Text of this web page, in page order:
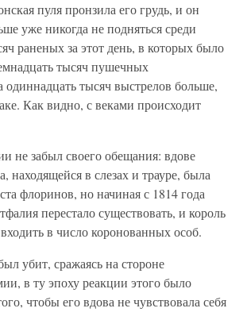
пуля пронзила его грудь, и он
уже никогда не подняться среди
раненых за этот день, в которых было
тысяч пушечных
тысяч выстрелов больше,
Как видно, с веками происходит
не забыл своего обещания: вдове
в слезах и трауре, была
флоринов, но начиная с 1814 года
перестало существовать, и король
в число коронованных особ.
убит, сражаясь на стороне
в ту эпоху реакции этого было
чтобы его вдова не чувствовала себя